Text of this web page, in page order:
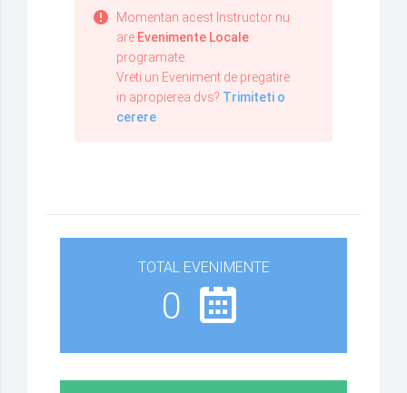
Momentan acest Instructor nu
are Evenimente Locale
programate.
Vreti un Eveniment de pregatire
in apropierea dvs? Trimiteti o
cerere
TOTAL EVENIMENTE
0